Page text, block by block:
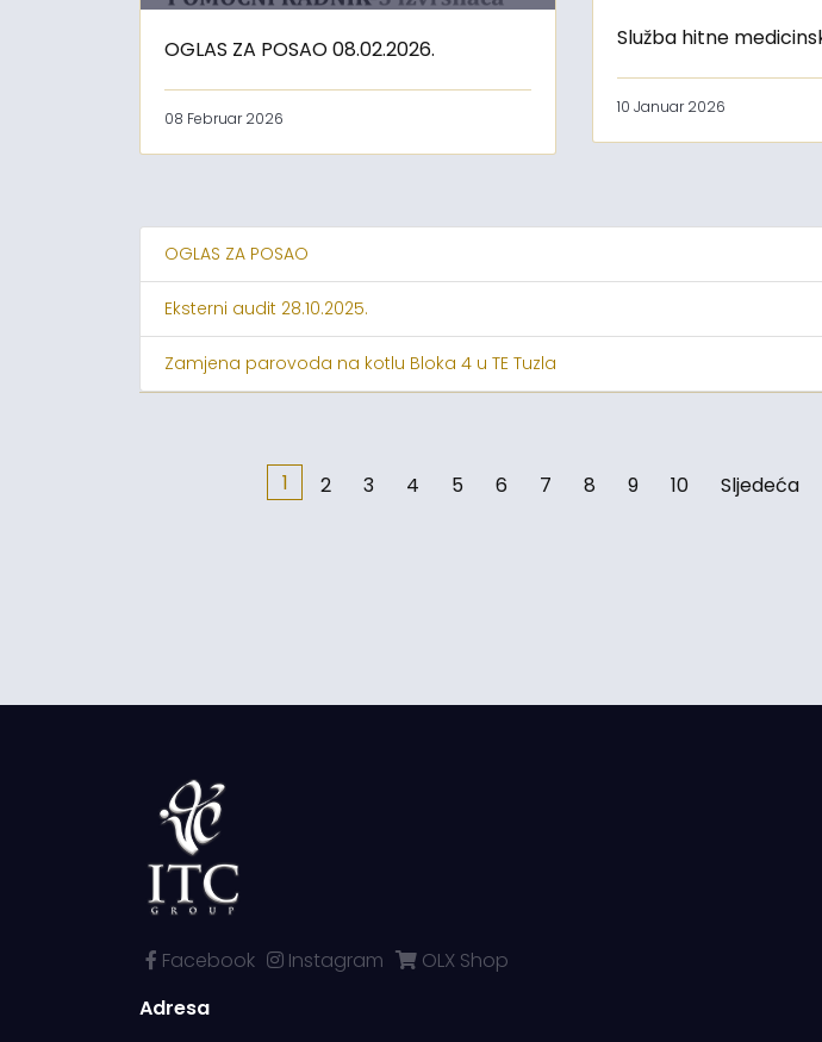
OGLAS ZA POSAO 08.02.2026.
08 Februar 2026
Služba hitne
10 Januar 2026
OGLAS ZA POSAO
Eksterni audit 28.10.2025.
Zamjena parovoda na kotlu Bloka 4 u TE Tuzla
1 2 3 4 5 6 7 8 9 10 Sljedeća
Facebook Instagram
OLX Shop
Adresa